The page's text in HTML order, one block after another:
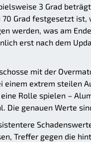
3 Grad
Grad festgesetzt ist,
werden, was am
erst nach dem
mit der
einem extrem steilen
Rolle spielen –
Die genauen Werte
Treffer gegen die